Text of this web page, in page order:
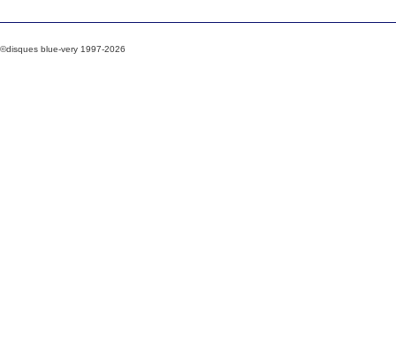
©disques blue-very 1997-2026